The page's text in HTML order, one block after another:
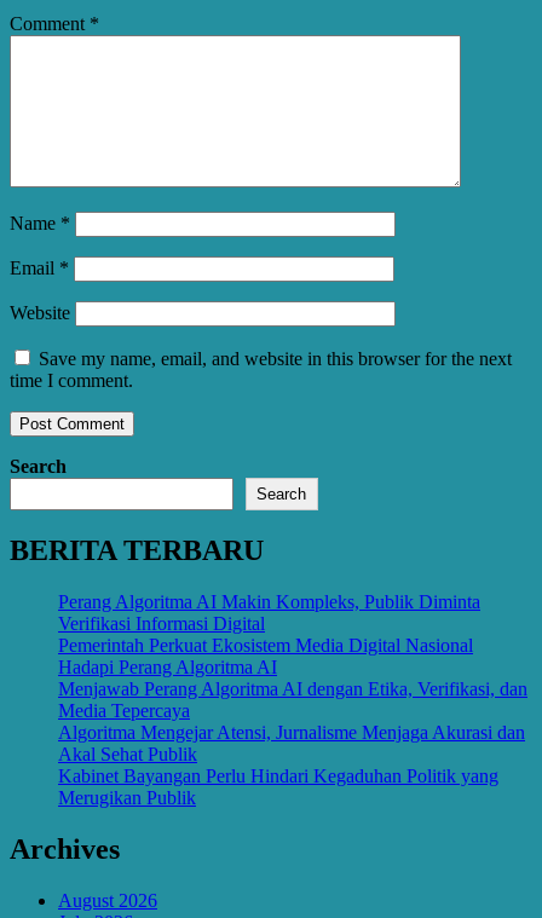
Comment *
Name *
Email *
Website
Save my name, email, and website in this browser for the next
time I comment.
Search
Search
BERITA TERBARU
Perang Algoritma AI Makin Kompleks, Publik Diminta
Verifikasi Informasi Digital
Pemerintah Perkuat Ekosistem Media Digital Nasional
Hadapi Perang Algoritma AI
Menjawab Perang Algoritma AI dengan Etika, Verifikasi, dan
Media Tepercaya
Algoritma Mengejar Atensi, Jurnalisme Menjaga Akurasi dan
Akal Sehat Publik
Kabinet Bayangan Perlu Hindari Kegaduhan Politik yang
Merugikan Publik
Archives
August 2026